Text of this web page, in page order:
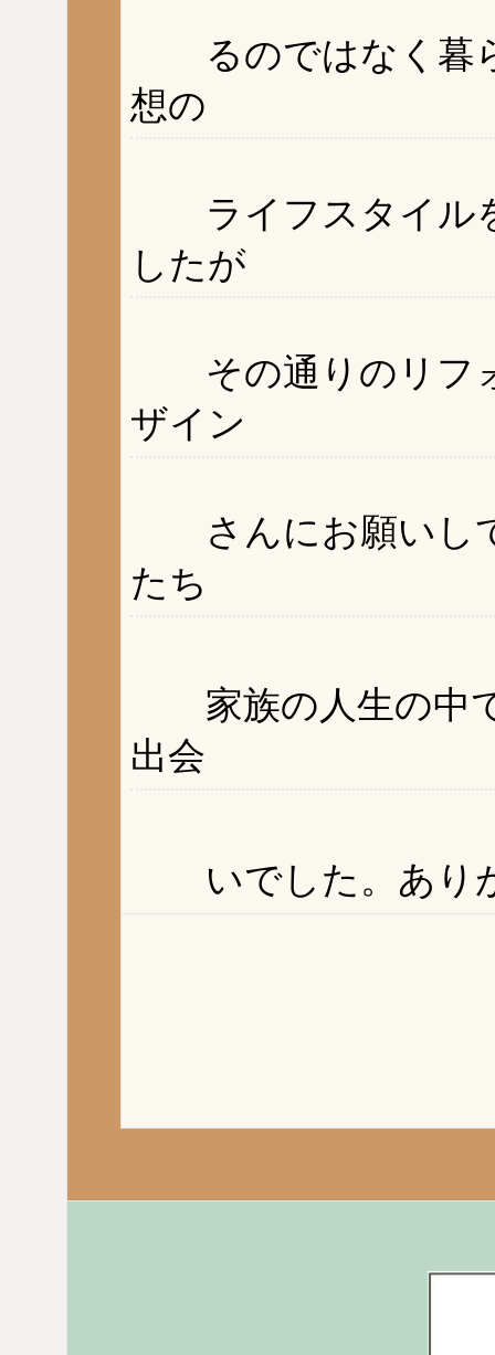
るのではなく暮
想の
ライフスタイル
したが
その通りのリフ
ザイン
さんにお願いし
たち
家族の人生の中で
出会
いでした。あり